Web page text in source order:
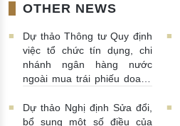
OTHER NEWS
Dự thảo Thông tư Quy định
việc tổ chức tín dụng, chi
nhánh ngân hàng nước
ngoài mua trái phiếu doanh
21:32:00
Dự thảo Nghị định Sửa đổi,
bổ sung một số điều của